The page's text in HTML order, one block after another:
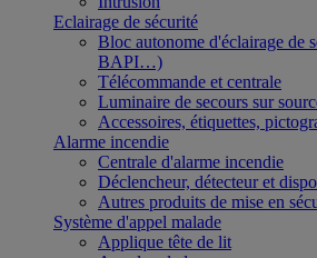
Eclairage de sécurité
Bloc autonome d'éclairage
BAPI…)
Télécommande et centrale
Luminaire de secours sur
Accessoires, étiquettes,
Alarme incendie
Centrale d'alarme incendie
Déclencheur, détecteur et
Autres produits de mise en
Système d'appel malade
Applique tête de lit